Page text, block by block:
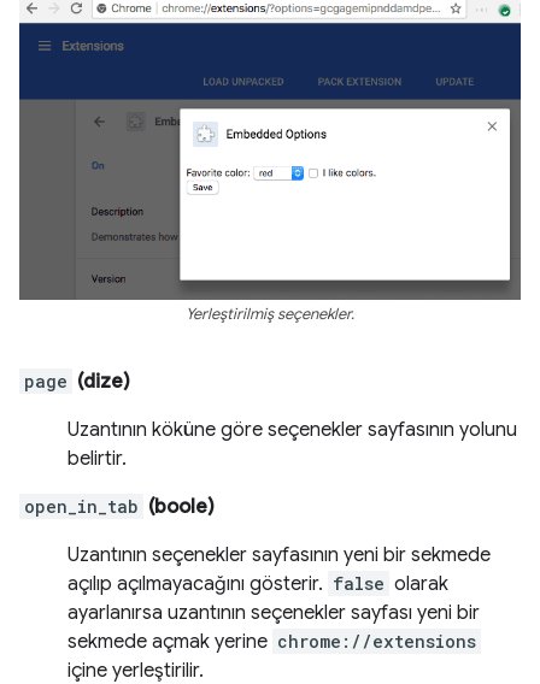
Yerleştirilmiş seçenekler.
page (dize)
Uzantının köküne göre seçenekler sayfasının yolunu
belirtir.
open_in_tab (boole)
Uzantının seçenekler sayfasının yeni bir sekmede
açılıp açılmayacağını gösterir. false olarak
ayarlanırsa uzantının seçenekler sayfası yeni bir
sekmede açmak yerine chrome://extensions
içine yerleştirilir.